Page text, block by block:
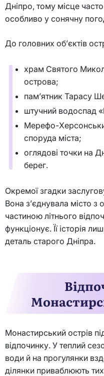
Дніпро, тому місце
особливо у сонячну
До головних об’єктів
храм Святого
острова;
пам’ятник Тарасу
штучний водоспад
Мерефо-
споруда міста;
оглядові точки на
берег.
Окремої згадки
Вона з’єднувала місто з
частиною літнього
функціонує. Її історія
деталь старого Дніпра.
Монастирський острів
відпочинку. У теплий
води й на прогулянки
ділянки приваблюють